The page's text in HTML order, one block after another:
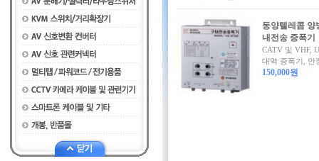
동양텔레콤 양
내전송 증폭기
CATV 및 VHF,
대역 증폭기, 안
150,000원